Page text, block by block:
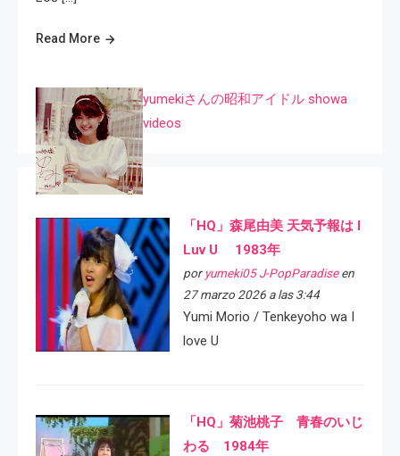
Read More
yumekiさんの昭和アイドル showa
videos
「HQ」森尾由美 天気予報は I
Luv U 1983年
por yumeki05 J-PopParadiseen
27 marzo 2026 a las 3:44
Yumi Morio / Tenkeyoho wa I
love U
「HQ」菊池桃子 青春のいじ
わる 1984年